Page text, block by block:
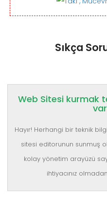
Sıkça
Web Sitesi kurmak
Hayır! Herhangi bir teknik
sitesi editorunun sunmuş
kolay yönetim arayüzü
ihtiyacınız